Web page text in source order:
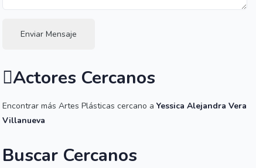
Enviar Mensaje
Actores Cercanos
Encontrar más Artes Plásticas cercano a Yessica Alejandra Vera
Villanueva
Buscar Cercanos